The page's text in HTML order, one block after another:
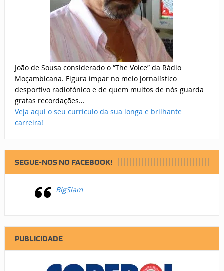
João de Sousa considerado o “The Voice” da Rádio
Moçambicana. Figura ímpar no meio jornalístico
desportivo radiofónico e de quem muitos de nós guarda
gratas recordações…
Veja aqui o seu currículo da sua longa e brilhante
carreira!
SEGUE-NOS NO FACEBOOK!
BigSlam
PUBLICIDADE